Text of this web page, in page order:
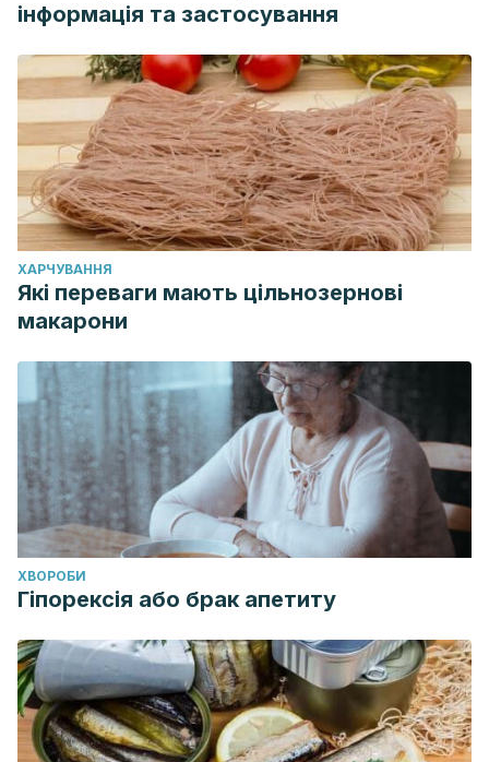
інформація та застосування
ХАРЧУВАННЯ
Які переваги мають цільнозернові
макарони
ХВОРОБИ
Гіпорексія або брак апетиту